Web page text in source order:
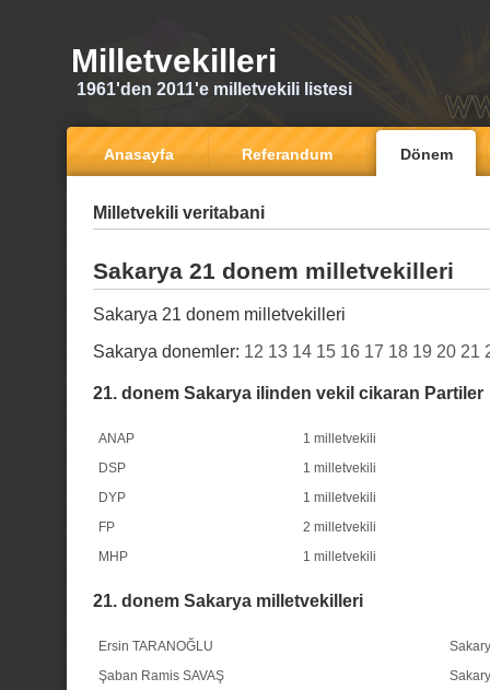
Milletvekilleri
1961'den 2011'e milletvekili listesi
Anasayfa Referandum Dönem
Milletvekili veritabani
Sakarya 21 donem milletvekilleri
Sakarya 21 donem milletvekilleri
Sakarya donemler: 12 13 14 15 16 17 18 19 20 21
21. donem Sakarya ilinden vekil cikaran Partiler
ANAP
1 milletvekili
DSP
1 milletvekili
DYP
1 milletvekili
FP
2 milletvekili
MHP
1 milletvekili
21. donem Sakarya milletvekilleri
Ersin TARANOĞLU
Şaban Ramis SAVAŞ